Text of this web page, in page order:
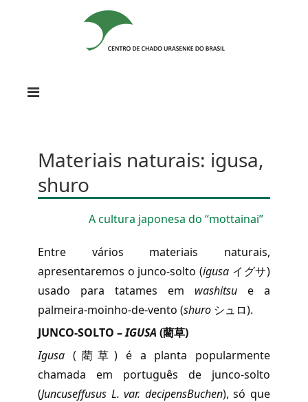
Materiais naturais: igusa,
shuro
A cultura japonesa do “mottainai”
Entre vários materiais naturais,
apresentaremos o junco-solto (igusa イグサ)
usado para tatames em washitsu e a
palmeira-moinho-de-vento (shuro シュロ).
JUNCO-SOLTO –IGUSA (藺草)
Igusa (藺草) é a planta popularmente
chamada em português de junco-solto
(Juncuseffusus L. var. decipensBuchen), só que